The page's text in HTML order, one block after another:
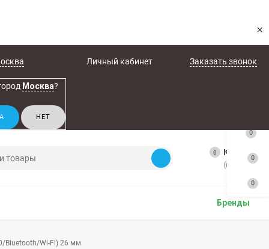
×
Москва?
Личный кабинет Заказать звонок
0 Корзина
(пусто)
Бренды
Bluetooth/Wi-Fi) 26 мм
0
0
0